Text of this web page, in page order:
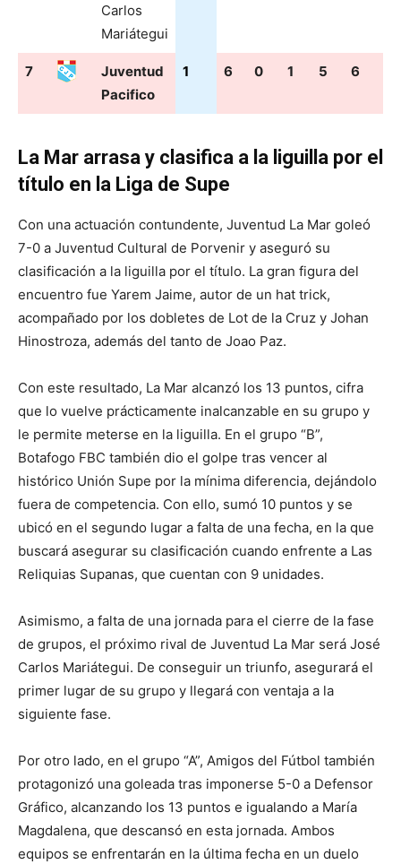
Carlos
Mariátegui
7
Juventud
Pacifico
1 6 0 1 5 6
La Mar arrasa y clasifica a la liguilla por el
título en la Liga de Supe
Con una actuación contundente, Juventud La Mar goleó
7-0 a Juventud Cultural de Porvenir y aseguró su
clasificación a la liguilla por el título. La gran figura del
encuentro fue Yarem Jaime, autor de un hat trick,
acompañado por los dobletes de Lot de la Cruz y Johan
Hinostroza, además del tanto de Joao Paz.
Con este resultado, La Mar alcanzó los 13 puntos, cifra
que lo vuelve prácticamente inalcanzable en su grupo y
le permite meterse en la liguilla. En el grupo “B”,
Botafogo FBC también dio el golpe tras vencer al
histórico Unión Supe por la mínima diferencia, dejándolo
fuera de competencia. Con ello, sumó 10 puntos y se
ubicó en el segundo lugar a falta de una fecha, en la que
buscará asegurar su clasificación cuando enfrente a Las
Reliquias Supanas, que cuentan con 9 unidades.
Asimismo, a falta de una jornada para el cierre de la fase
de grupos, el próximo rival de Juventud La Mar será José
Carlos Mariátegui. De conseguir un triunfo, asegurará el
primer lugar de su grupo y llegará con ventaja a la
siguiente fase.
Por otro lado, en el grupo “A”, Amigos del Fútbol también
protagonizó una goleada tras imponerse 5-0 a Defensor
Gráfico, alcanzando los 13 puntos e igualando a María
Magdalena, que descansó en esta jornada. Ambos
equipos se enfrentarán en la última fecha en un duelo